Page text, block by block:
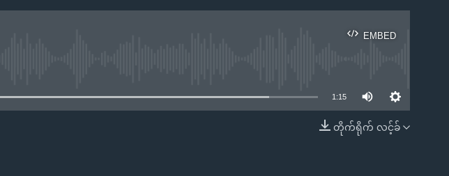
EMBED
EMBED
1:15
တိုက်ရိုက် လင့်ခ်